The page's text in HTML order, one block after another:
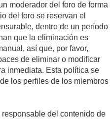
moderador del foro de forma
del foro se reservan el
dentro de un período
que la eliminación es
así que, por favor,
de eliminar o modificar
inmediata. Esta política se
los perfiles de los miembros
del contenido de